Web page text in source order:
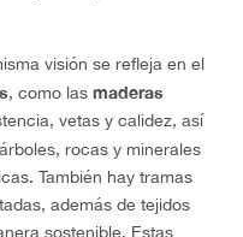
visión se refleja en el
, como las maderas
vetas y calidez, así
rocas y minerales
También hay tramas
además de tejidos
sostenible. Estas